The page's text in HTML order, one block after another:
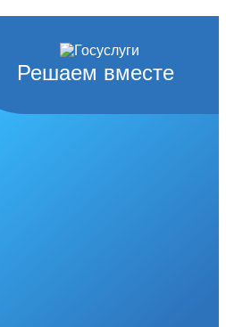
Решаем вместе